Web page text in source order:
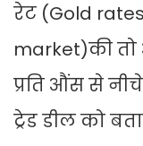
रेट (Gold
market)की
प्रति औंस से
ट्रेड डील को